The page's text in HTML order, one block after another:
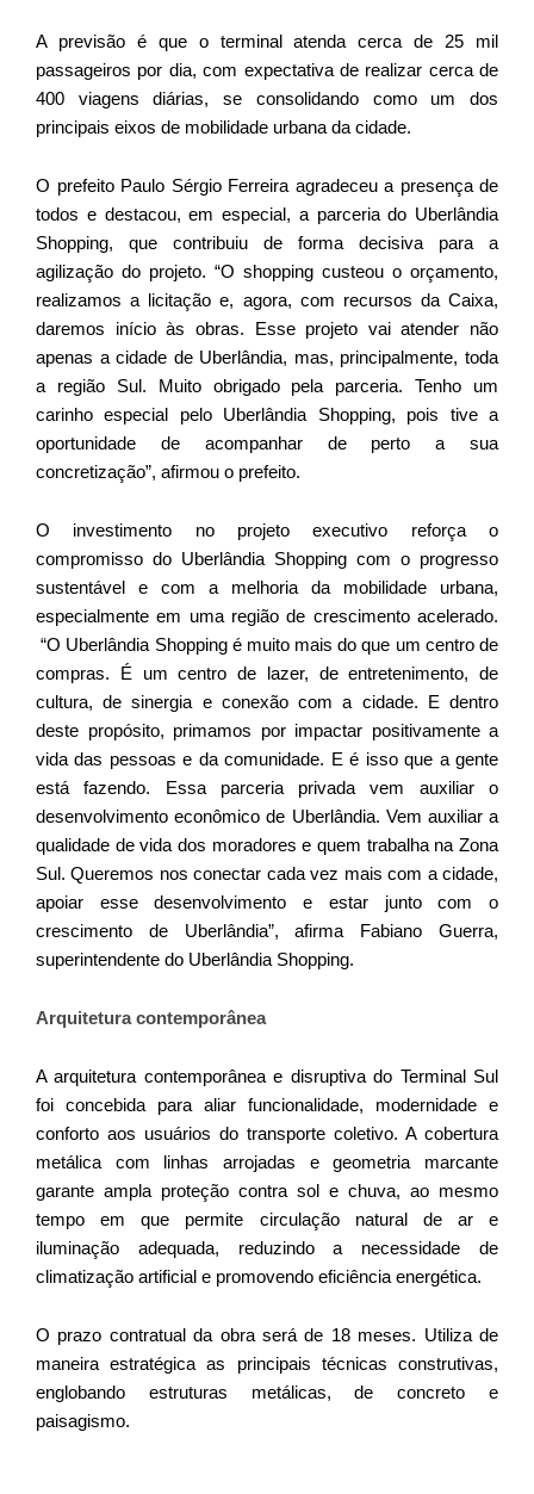
A previsão é que o terminal atenda cerca de 25 mil
passageiros por dia, com expectativa de realizar cerca de
400 viagens diárias, se consolidando como um dos
principais eixos de mobilidade urbana da cidade.
O prefeito Paulo Sérgio Ferreira agradeceu a presença de
todos e destacou, em especial, a parceria do Uberlândia
Shopping, que contribuiu de forma decisiva para a
agilização do projeto. “O shopping custeou o orçamento,
realizamos a licitação e, agora, com recursos da Caixa,
daremos início às obras. Esse projeto vai atender não
apenas a cidade de Uberlândia, mas, principalmente, toda
a região Sul. Muito obrigado pela parceria. Tenho um
carinho especial pelo Uberlândia Shopping, pois tive a
oportunidade de acompanhar de perto a sua
concretização”, afirmou o prefeito.
O investimento no projeto executivo reforça o
compromisso do Uberlândia Shopping com o progresso
sustentável e com a melhoria da mobilidade urbana,
especialmente em uma região de crescimento acelerado.
“O Uberlândia Shopping é muito mais do que um centro de
compras. É um centro de lazer, de entretenimento, de
cultura, de sinergia e conexão com a cidade. E dentro
deste propósito, primamos por impactar positivamente a
vida das pessoas e da comunidade. E é isso que a gente
está fazendo. Essa parceria privada vem auxiliar o
desenvolvimento econômico de Uberlândia. Vem auxiliar a
qualidade de vida dos moradores e quem trabalha na Zona
Sul. Queremos nos conectar cada vez mais com a cidade,
apoiar esse desenvolvimento e estar junto com o
crescimento de Uberlândia”, afirma Fabiano Guerra,
superintendente do Uberlândia Shopping.
Arquitetura contemporânea
A arquitetura contemporânea е disruptiva do Terminal Sul
foi concebida para aliar funcionalidade, modernidade e
conforto aos usuários do transporte coletivo. A cobertura
metálica com linhas arrojadas e geometria marcante
garante ampla proteção contra sol e chuva, ao mesmo
tempo em que permite circulação natural de ar e
iluminação adequada, reduzindo a necessidade de
climatização artificial e promovendo eficiência energética.
O prazo contratual da obra será de 18 meses. Utiliza de
maneira estratégica as principais técnicas construtivas,
englobando estruturas metálicas, de concreto e
paisagismo.